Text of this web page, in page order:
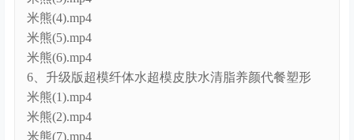
米熊(5).mp4
米熊(6).mp4
6、升级版超模纤体水超模皮肤水清脂养颜代餐塑形
米熊(1).mp4
米熊(2).mp4
米熊(7).mp4
7、商用升级版凉菜开胃系列椒麻酸辣一口上瘾快递可